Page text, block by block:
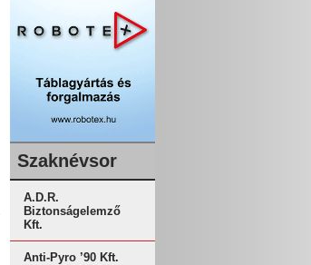
Szaknévsor
A.D.R.
Biztonságelemző
Kft.
Anti-Pyro ’90 Kft.